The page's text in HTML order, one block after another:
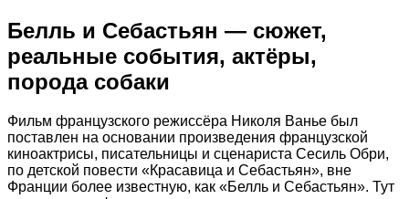
Белль и Себастьян — сюжет,
реальные события, актёры,
порода собаки
Фильм французского режиссёра Николя Ванье был
поставлен на основании произведения французской
киноактрисы, писательницы и сценариста Сесиль Обри,
по детской повести «Красавица и Себастьян», вне
Франции более известную, как «Белль и Себастьян». Тут